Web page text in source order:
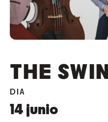
THE
DIA
14 junio